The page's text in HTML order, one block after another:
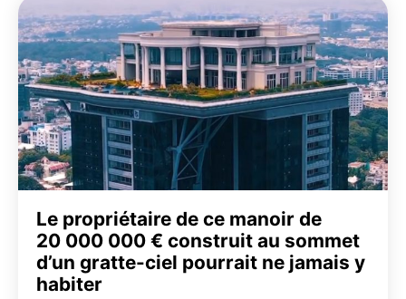
Le propriétaire de ce manoir de
20 000 000 € construit au sommet
d’un gratte-ciel pourrait ne jamais y
habiter